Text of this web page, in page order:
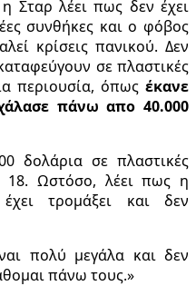
Σταρ λέει πως δεν έχει
συνθήκες και ο φόβος
κρίσεις πανικού. Δεν
σε πλαστικές
περιουσία, όπως έκανε
πάνω απο 40.000
δολάρια σε πλαστικές
18. Ωστόσο, λέει πως η
τρομάξει και δεν
πολύ μεγάλα και δεν
πάνω τους.»